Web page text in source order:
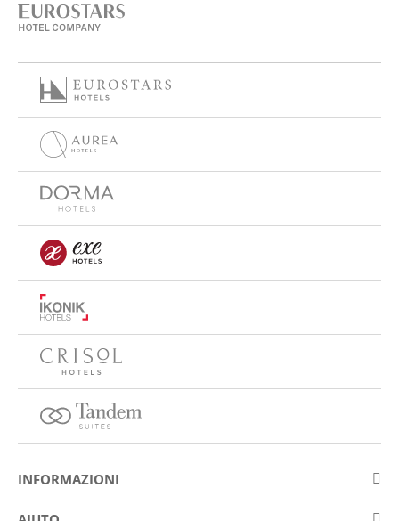
INFORMAZIONI
Su Eurostars Hotel Company